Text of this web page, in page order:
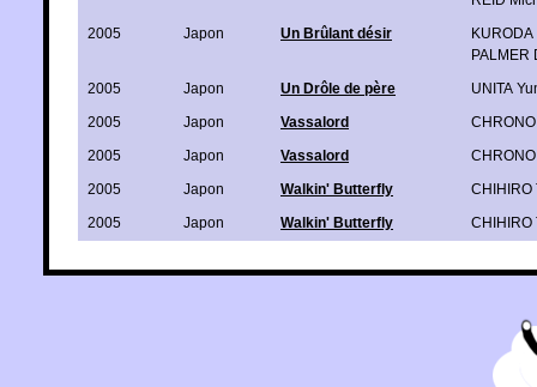
2005
Japon Un Brûlant désir
PALMER
2005
Japon Un Drôle de père
UNITA
2005
Japon Vassalord
2005
Japon Vassalord
2005
Japon Walkin' Butterfly
CHIHIRO
2005
Japon Walkin' Butterfly CHIHIRO